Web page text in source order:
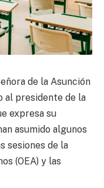
de la Asunción
al presidente de la
expresa su
asumido algunos
sesiones de la
(OEA) y las